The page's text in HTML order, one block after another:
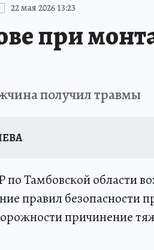
НА СЕБЕ
22 мая 2026 13:23
при
получил травмы
Тамбовской области
правил безопасности
причинение